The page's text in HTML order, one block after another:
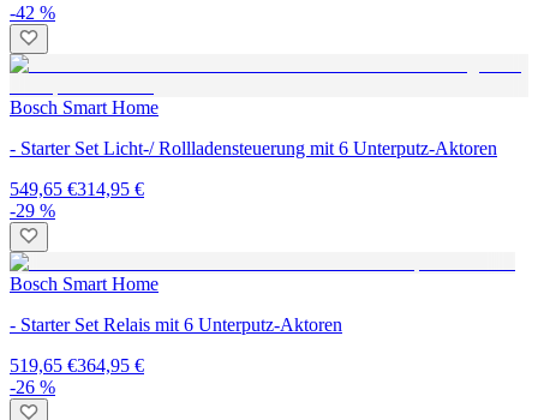
-42 %
Bosch Smart Home
- Starter Set Licht-/ Rollladensteuerung mit 6 Unterputz-Aktoren
549,65 €314,95 €
-29 %
Bosch Smart Home
- Starter Set Relais mit 6 Unterputz-Aktoren
519,65 €364,95 €
-26 %